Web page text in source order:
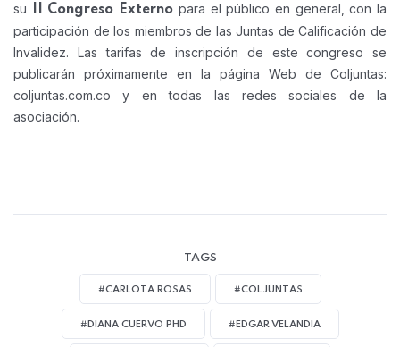
su II Congreso Externo para el público en general, con la
participación de los miembros de las Juntas de Calificación de
Invalidez. Las tarifas de inscripción de este congreso se
publicarán próximamente en la página Web de Coljuntas:
coljuntas.com.co y en todas las redes sociales de la
asociación.
TAGS
#CARLOTA ROSAS #COLJUNTAS
#DIANA CUERVO PHD #EDGAR VELANDIA